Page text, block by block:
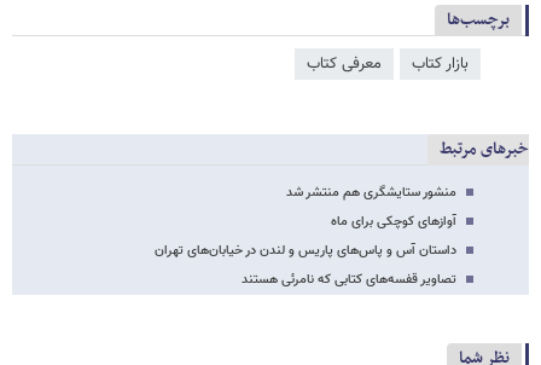
برچسب‌ها
بازار کتاب معرفی کتاب
خبرهای مرتبط
منشور ستایشگری هم منتشر شد
آوازهای کوچکی برای ماه
داستان آس و پاس‌های پاریس و لندن در خیابان‌های تهران
تصاویر قفسه‌های کتابی که نامرئی هستند
نظر شما